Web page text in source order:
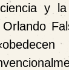
y la